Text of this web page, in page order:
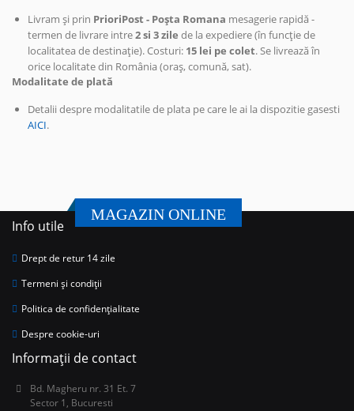
Livram și prin PrioriPost - Poșta Romana mesagerie rapidă -
termen de livrare intre2 si 3 zile de la expediere (în funcție de
localitatea de destinație). Costuri: 15 lei pe colet. Se livrează în
orice localitate din România (oraș, comună, sat).
Modalitate de plată
Detalii despre modalitatile de plata pe care le ai la dispozitie gasesti
AICI.
MAGAZIN ONLINE
Info utile
Drept de retur 14 zile
Termeni și condiții
Politica de confidențialitate
Despre cookie-uri
Informații de contact
Bd. Magheru nr. 31 Et. 7
Sector 1, Bucuresti